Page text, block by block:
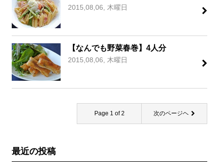
2015,08,06, 木曜日
【なんでも野菜春巻】4人分
2015,08,06, 木曜日
Page 1 of 2 次のページヘ
最近の投稿